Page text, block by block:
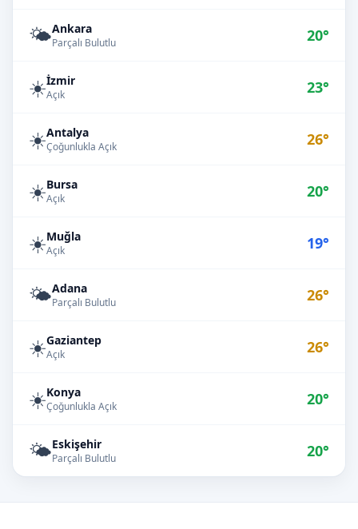
🌤️Ankara
Parçalı Bulutlu 20°
☀️İzmir
Açık 23°
☀️Antalya
Çoğunlukla Açık 26°
☀️Bursa
Açık 20°
☀️Muğla
Açık 19°
🌤️Adana
Parçalı Bulutlu 26°
☀️Gaziantep
Açık 26°
☀️Konya
Çoğunlukla Açık 20°
🌤️Eskişehir
Parçalı Bulutlu 20°